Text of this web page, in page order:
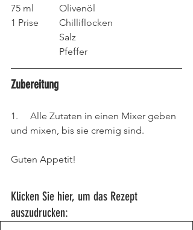
75 ml 	Olivenöl
1 Prise 	Chilliflocken
		Salz
		Pfeffer
Zubereitung
1.     Alle Zutaten in einen Mixer geben
und mixen, bis sie cremig sind.
Guten Appetit!
Klicken Sie hier, um das Rezept
auszudrucken: